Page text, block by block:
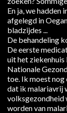
En ja, we hadden
afgelegd in
bladzijdes ...
De behandeling
De eerste
uit het ziekenhuis
Nationale
toe. Ik moest nog
dat ik malariavrij
volksgezondheid
worden van